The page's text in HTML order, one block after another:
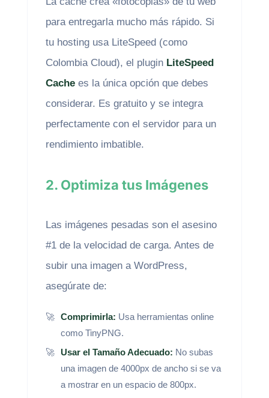
para entregarla mucho más rápido. Si
tu hosting usa LiteSpeed (como
Colombia Cloud), el plugin LiteSpeed
Cachees la única opción que debes
considerar. Es gratuito y se integra
perfectamente con el servidor para un
rendimiento imbatible.
2. Optimiza tus Imágenes
Las imágenes pesadas son el asesino
#1 de la velocidad de carga. Antes de
subir una imagen a WordPress,
asegúrate de:
Comprimirla: Usa herramientas online
como TinyPNG.
Usar el Tamaño Adecuado: No subas
una imagen de 4000px de ancho si se va
a mostrar en un espacio de 800px.